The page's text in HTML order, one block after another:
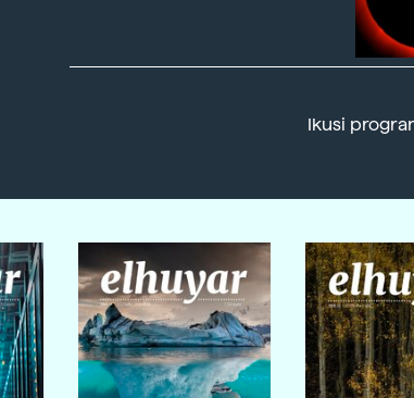
Ikusi